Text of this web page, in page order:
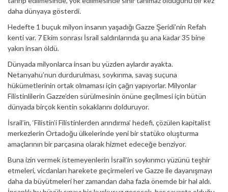
daha dünyaya gösterdi.
Hedefte 1 buçuk milyon insanın yaşadığı Gazze Şeridi’nin Refah
kenti var. 7 Ekim sonrası İsrail saldırılarında şu ana kadar 35 bine
yakın insan öldü.
Dünyada milyonlarca insan bu yüzden aylardır ayakta.
Netanyahu’nun durdurulması, soykırıma, savaş suçuna
hükümetlerinin ortak olmaması için çağrı yapıyorlar. Milyonlar
Filistinlilerin Gazze’den sürülmesinin önüne geçilmesi için bütün
dünyada birçok kentin sokaklarını dolduruyor.
İsrail’in, ‘Filistin’i Filistinlerden arındırma’ hedefi, çözülen kapitalist
merkezlerin Ortadoğu ülkelerinde yeni bir statüko oluşturma
amaçlarının bir parçasına olarak hizmet edeceğe benziyor.
Buna izin vermek istemeyenlerin İsrail’in soykırımcı yüzünü teşhir
etmeleri, vicdanları harekete geçirmeleri ve Gazze ile dayanışmayı
daha da büyütmeleri her zamandan daha fazla önemde bir hal aldı.